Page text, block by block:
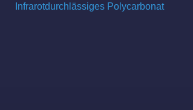
Infrarotdurchlässiges Polycarbonat